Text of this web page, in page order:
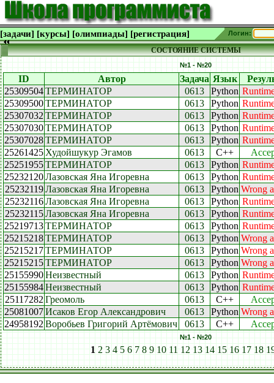
[задачи] [курсы] [олимпиады] [регистрация] Логин:
СОСТОЯНИЕ СИСТЕМЫ
№1 - №20
ID Автор Задача Язык
25309504ТЕРМИНАТОР 0613 Python
25309500ТЕРМИНАТОР 0613 Python
25307032 ТЕРМИНАТОР 0613 Python
25307030ТЕРМИНАТОР 0613 Python
25307028ТЕРМИНАТОР 0613 Python
25261425 Худойшукур Эгамов 0613 C++
25251955ТЕРМИНАТОР 0613 Python
25232120Лазовская Яна Игоревна 0613 Python
25232119 Лазовская Яна Игоревна 0613 Python Wrong
25232116 Лазовская Яна Игоревна 0613 Python
25232115 Лазовская Яна Игоревна 0613 Python
25219713ТЕРМИНАТОР 0613 Python
25215218ТЕРМИНАТОР 0613 Python Wrong
25215217ТЕРМИНАТОР 0613 Python Wrong
25215215ТЕРМИНАТОР 0613 Python Wrong
25155990Неизвестный 0613 Python
25155984Неизвестный 0613 Python
25117282 Греомоль 0613 C++
25081007Исаков Егор Александрович 0613 Python Wrong
24958192 Воробьев Григорий Артёмович 0613 C++
№1 - №20
1 2 3 4 5 6 7 8 9 10 11 12 13 14 15 16 17 18